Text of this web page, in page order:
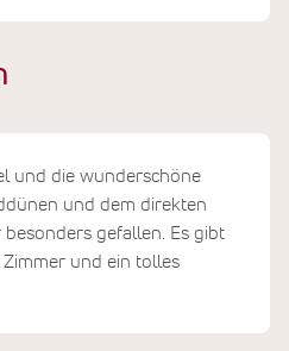
und die wunderschöne
und dem direkten
gefallen. Es gibt
und ein tolles